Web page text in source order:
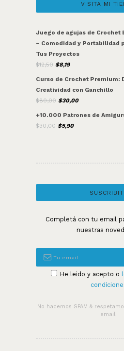
VISITA MI
Juego de agujas de Crochet
– Comodidad y Portabilidad
Tus Proyectos
$12,50 Original
$12,50.
$8,19Current
Curso de Crochet Premium:
Creatividad con Ganchillo
$80,00 Original
was:
$30,00Current
+10.000 Patrones de
$30,00 Original
$5,90Current
Completá con tu email
nuestras
He leido y acepto o
No hacemos SPAM &
email.